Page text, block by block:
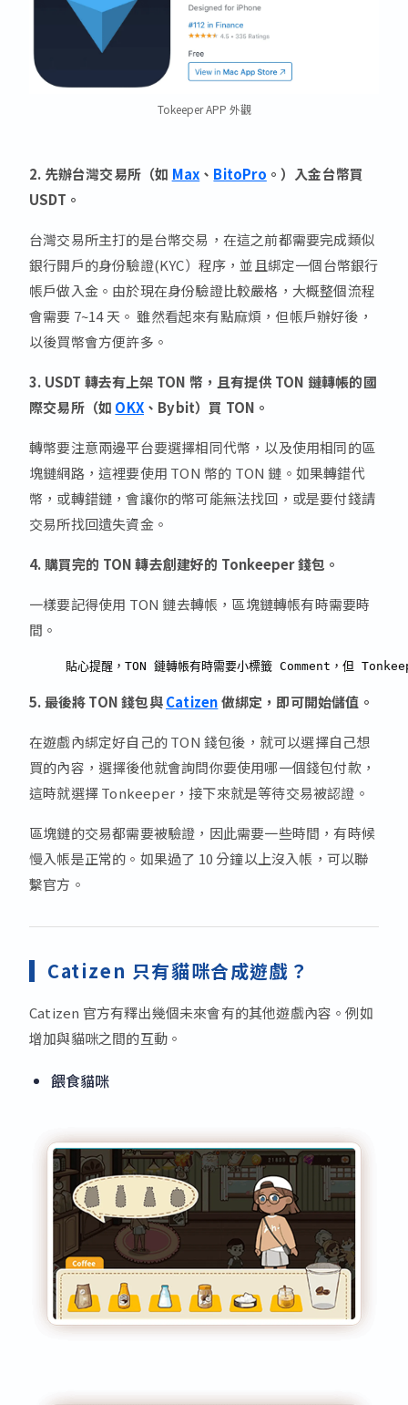
Tokeeper APP 外觀
2. 先辦台灣交易所（如 Max 、 BitoPro 。）入金台幣買
USDT。
台灣交易所主打的是台幣交易，在這之前都需要完成類似
銀行開戶的身份驗證(KYC）程序，並且綁定一個台幣銀行
帳戶做入金。由於現在身份驗證比較嚴格，大概整個流程
會需要 7~14 天。 雖然看起來有點麻煩，但帳戶辦好後，
以後買幣會方便許多。
3. USDT 轉去有上架 TON 幣，且有提供 TON 鏈轉帳的國
際交易所（如 OKX 、Bybit） 買 TON。
轉幣要注意兩邊平台要選擇相同代幣，以及使用相同的區
塊鏈網路，這裡要使用 TON 幣的 TON 鏈。如果轉錯代
幣，或轉錯鏈，會讓你的幣可能無法找回，或是要付錢請
交易所找回遺失資金。
4. 購買完的 TON 轉去創建好的 Tonkeeper 錢包。
一樣要記得使用 TON 鏈去轉帳，區塊鏈轉帳有時需要時
間。
貼心提醒，TON 鏈轉帳有時需要小標籤 Comment，但
5. 最後將 TON 錢包與Catizen做綁定，即可開始儲值。
在遊戲內綁定好自己的 TON 錢包後，就可以選擇自己想
買的內容，選擇後他就會詢問你要使用哪一個錢包付款，
這時就選擇 Tonkeeper，接下來就是等待交易被認證。
區塊鏈的交易都需要被驗證，因此需要一些時間，有時候
慢入帳是正常的。如果過了 10 分鐘以上沒入帳，可以聯
繫官方。
Catizen 只有貓咪合成遊戲？
Catizen 官方有釋出幾個未來會有的其他遊戲內容。例如
增加與貓咪之間的互動。
餵食貓咪